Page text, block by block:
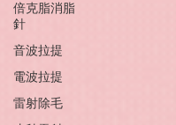
倍克脂消脂
針
音波拉提
電波拉提
雷射除毛